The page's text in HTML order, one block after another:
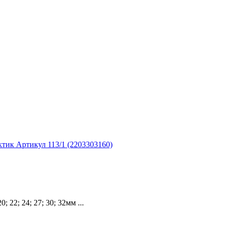
Артикул 113/1 (2203303160)
22; 24; 27; 30; 32мм ...